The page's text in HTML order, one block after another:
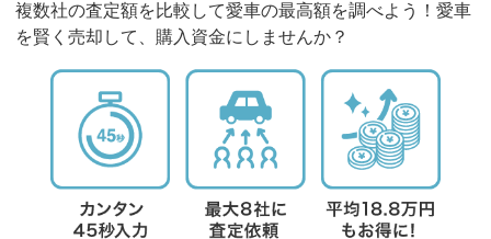
複数社の査定額を比較して愛車の最高額を調べよう！愛車
を賢く売却して、購入資金にしませんか？